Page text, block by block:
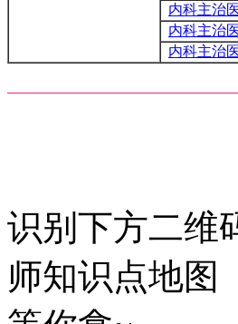
内科主治
内科主治
内科主治
识别下方二维
师知识点地图